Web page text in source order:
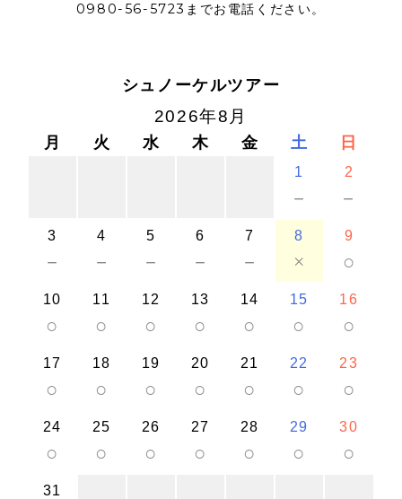
0980-56-5723までお電話ください。
シュノーケルツアー
2026年8月
月 火 水 木 金 土 日
1
－
2
－
3
－
4
－
5
－
6
－
7
－
8
×
9
○
10
○
11
○
12
○
13
○
14
○
15
○
16
○
17
○
18
○
19
○
20
○
21
○
22
○
23
○
24
○
25
○
26
○
27
○
28
○
29
○
30
○
31